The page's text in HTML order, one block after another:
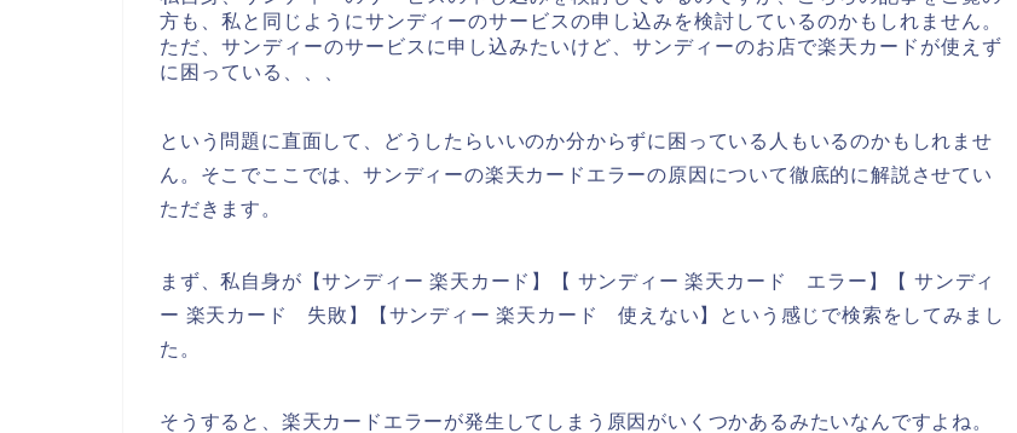
方も、私と同じようにサンディーのサービスの申し込みを検討しているのかもしれません。
ただ、サンディーのサービスに申し込みたいけど、サンディーのお店で楽天カードが使えず
に困っている、、、
という問題に直面して、どうしたらいいのか分からずに困っている人もいるのかもしれませ
ん。そこでここでは、サンディーの楽天カードエラーの原因について徹底的に解説させてい
ただきます。
まず、私自身が【サンディー 楽天カード】【 サンディー 楽天カード エラー】【 サンディ
ー 楽天カード 失敗】【サンディー 楽天カード 使えない】という感じで検索をしてみまし
た。
そうすると、楽天カードエラーが発生してしまう原因がいくつかあるみたいなんですよね。